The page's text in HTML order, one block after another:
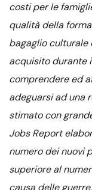
costi per le
qualità della
bagaglio culturale
acquisito durante
comprendere ed
adeguarsi ad una
stimato con
Jobs Report
numero dei nuovi
superiore al
causa delle guerre.